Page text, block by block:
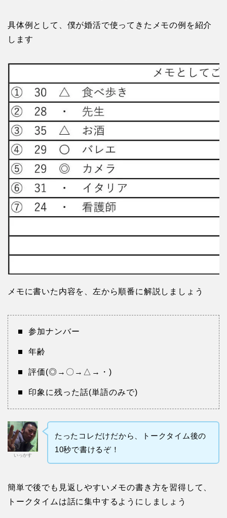
具体例として、僕が婚活で使ってきたメモの例を紹介
します
メモに書いた内容を、左から順番に解説しましょう
参加ナンバー
年齢
評価(◎→〇→△→・)
印象に残った話(単語のみで)
いっかす
たったコレだけだから、トークタイム後の
10秒で書けるぞ！
簡単で後でも見返しやすいメモの書き方を習得して、
トークタイムは話に集中するようにしましょう